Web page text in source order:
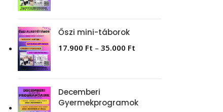
Őszi mini-táborok
17.900 Ft – 35.000 Ft
Decemberi
Gyermekprogramok